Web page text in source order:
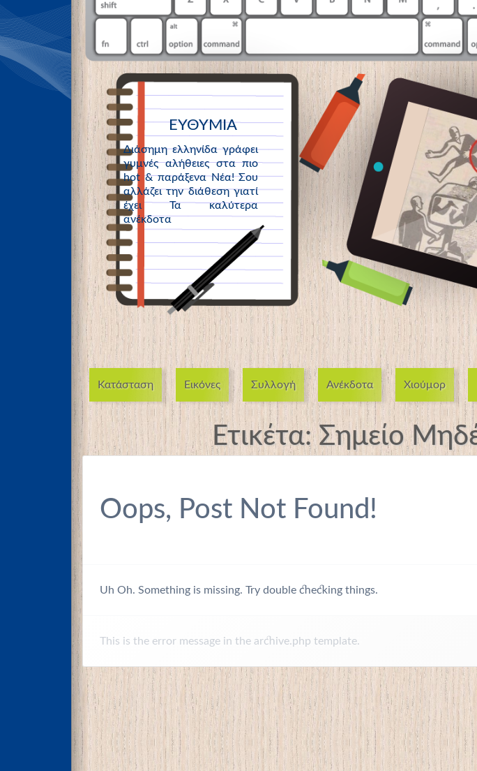
ΕΥΘΥΜΙΑ
Διάσημη ελληνίδα γράφει
γυμνές αλήθειες στα πιο
hot & παράξενα Νέα! Σου
αλλάζει την διάθεση γιατί
έχει Τα καλύτερα
ανέκδοτα
Κατάσταση Εικόνες Συλλογή Ανέκδοτα Χιούμορ
Ετικέτα:Σημείο
Oops, Post Not Found!
Uh Oh. Something is missing. Try double checking things.
This is the error message in the archive.php template.